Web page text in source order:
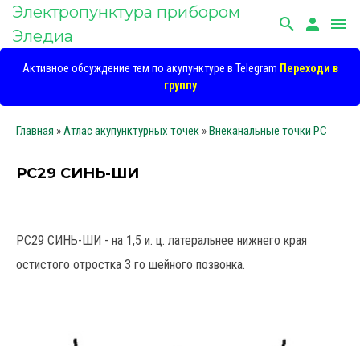
Электропунктура прибором
Эледиа
search person menu
Активное обсуждение тем по акупунктуре в Telegram Переходи в
группу
Главная »Атлас акупунктурных точек »Внеканальные точки PC
РС29 СИНЬ-ШИ
РС29 СИНЬ-ШИ - на 1,5 и. ц. латеральнее нижнего края
остистого отростка 3 го шейного позвонка.